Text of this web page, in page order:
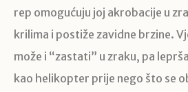
rep omogućuju joj akrobacije u
krilima i postiže zavidne brzine.
može i “zastati” u zraku, pa
kao helikopter prije nego što se